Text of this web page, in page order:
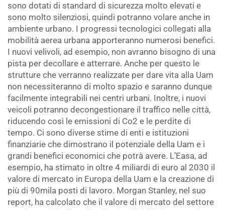
sono dotati di standard di sicurezza molto elevati e
sono molto silenziosi, quindi potranno volare anche in
ambiente urbano. I progressi tecnologici collegati alla
mobilità aerea urbana apporteranno numerosi benefici.
I nuovi velivoli, ad esempio, non avranno bisogno di una
pista per decollare e atterrare. Anche per questo le
strutture che verranno realizzate per dare vita alla Uam
non necessiteranno di molto spazio e saranno dunque
facilmente integrabili nei centri urbani. Inoltre, i nuovi
veicoli potranno decongestionare il traffico nelle città,
riducendo così le emissioni di Co2 e le perdite di
tempo. Ci sono diverse stime di enti e istituzioni
finanziarie che dimostrano il potenziale della Uam e i
grandi benefici economici che potrà avere. L’Easa, ad
esempio, ha stimato in oltre 4 miliardi di euro al 2030 il
valore di mercato in Europa della Uam e la creazione di
più di 90mila posti di lavoro. Morgan Stanley, nel suo
report, ha calcolato che il valore di mercato del settore